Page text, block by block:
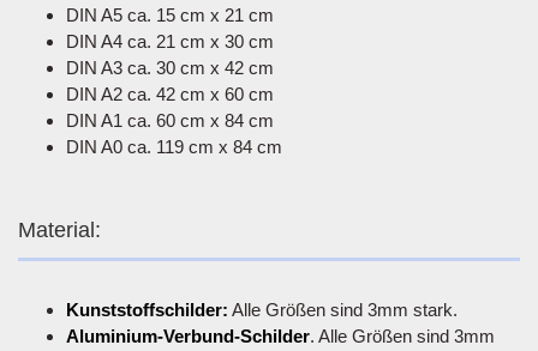
DIN A5 ca. 15 cm x 21 cm
DIN A4 ca. 21 cm x 30 cm
DIN A3 ca. 30 cm x 42 cm
DIN A2 ca. 42 cm x 60 cm
DIN A1 ca. 60 cm x 84 cm
DIN A0 ca. 119 cm x 84 cm
Material:
Kunststoffschilder: Alle Größen sind 3mm stark.
Aluminium-Verbund-Schilder. Alle Größen sind 3mm